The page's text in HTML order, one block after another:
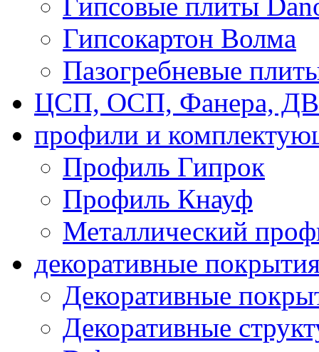
Гипсокартон Волма
Пазогребневые
ЦСП, ОСП, Фанера,
профили и
Профиль Гипрок
Профиль Кнауф
Металлический
декоративные
Декоративные
Декоративные